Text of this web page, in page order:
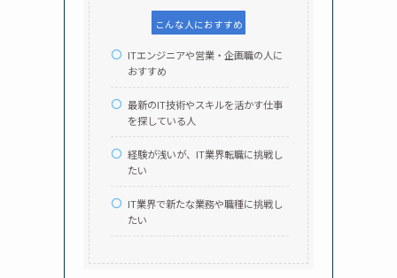
こんな人におすすめ
ITエンジニアや営業・企画職の人に
おすすめ
最新のIT技術やスキルを活かす仕事
を探している人
経験が浅いが、IT業界転職に挑戦し
たい
IT業界で新たな業務や職種に挑戦し
たい